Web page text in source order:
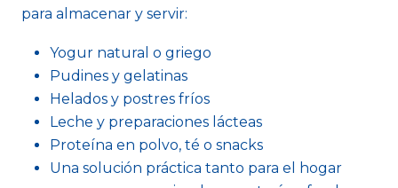
para almacenar y servir:
Yogur natural o griego
Pudines y gelatinas
Helados y postres fríos
Leche y preparaciones lácteas
Proteína en polvo, té o snacks
Una solución práctica tanto para el hogar